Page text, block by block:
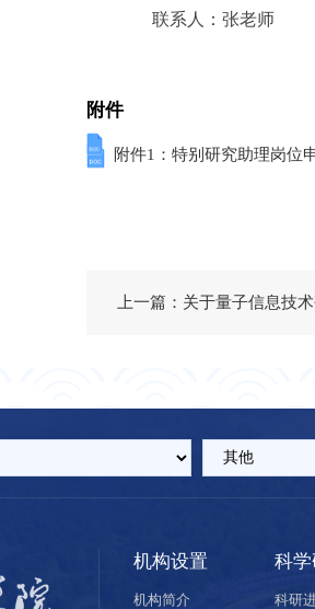
联系人：张老师
附件
附件1：特别研究助理岗位
上一篇：关于量子信息技
机构设置
机构简介
科
科研